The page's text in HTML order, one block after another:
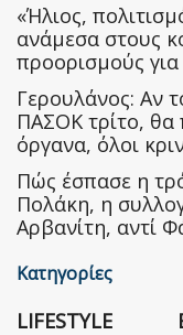
«Ήλιος,
ανάμεσα στους
προορισμούς για
Γερουλάνος: Αν
ΠΑΣΟΚ τρίτο,
όργανα, όλοι
Πώς έσπασε η
Πολάκη, η
Αρβανίτη, αντί
Κατηγορίες
LIFESTYLE